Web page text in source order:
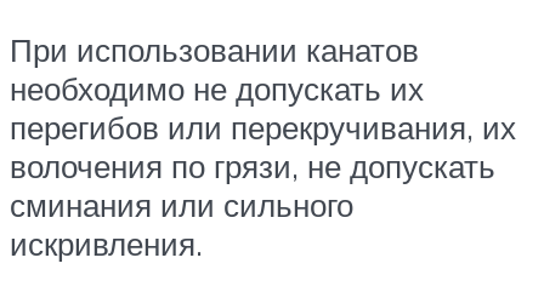
При использовании канатов
необходимо не допускать их
перегибов или перекручивания, их
волочения по грязи, не допускать
сминания или сильного
искривления.